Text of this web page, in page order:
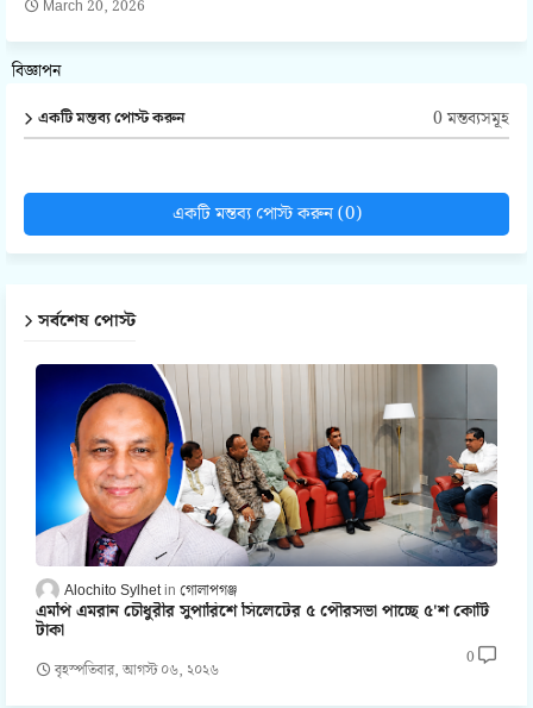
March 20, 2026
বিজ্ঞাপন
একটি মন্তব্য পোস্ট করুন 0 মন্তব্যসমূহ
একটি মন্তব্য পোস্ট করুন (0)
সর্বশেষ পোস্ট
Alochito Sylhet গোলাপগঞ্জ
এমপি এমরান চৌধুরীর সুপারিশে সিলেটের ৫ পৌরসভা পাচ্ছে ৫'শ কোটি
টাকা
বৃহস্পতিবার, আগস্ট ০৬, ২০২৬
0